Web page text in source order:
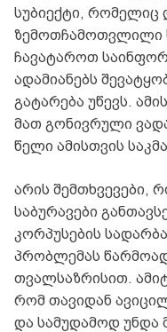
სუბიექტი, რომელიც
ზემოთჩამოთვლილი
ჩავატაროთ
ადამიანებს
გატარება უწევს.
მათ გონივრული
წელი ამისთვის
არის შემთხვევები,
საბურავები
კორპუსების
პრობლემას
თვალსაზრისით.
რომ თავიდან
და სამუდამოდ უნდა